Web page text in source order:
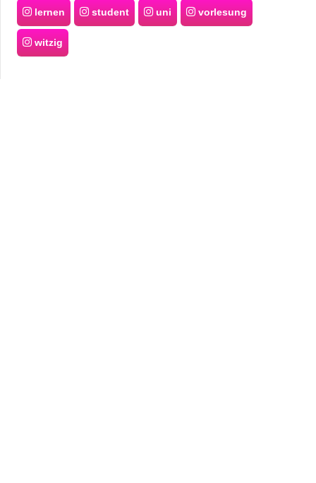
lernen student uni vorlesung
witzig